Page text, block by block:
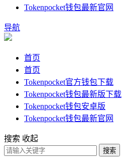
Tokenpocket钱包最新官网
导航
首页
首页
Tokenpocket官方钱包下载
Tokenpocket钱包最新版下载
Tokenpocket钱包安卓版
Tokenpocket钱包最新官网
搜索 收起
搜索